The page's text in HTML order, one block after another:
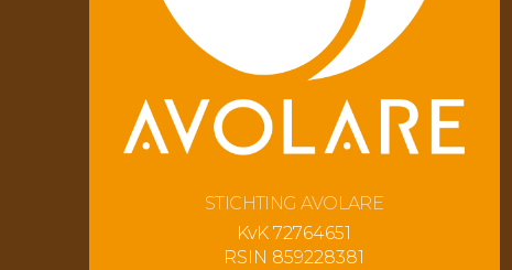
STICHTING AVOLARE
KvK 72764651
RSIN 859228381